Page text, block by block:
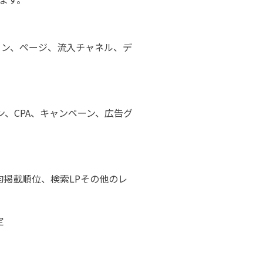
、ページ、流入チャネル、デ
CPA、キャンペーン、広告グ
載順位、検索LPその他のレ